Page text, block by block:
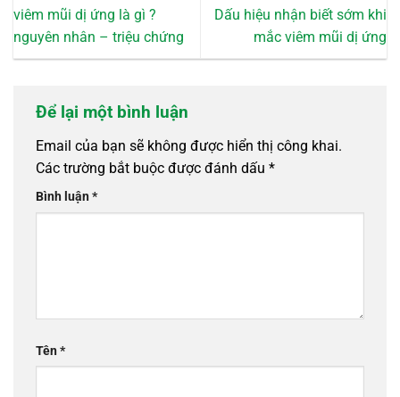
viêm mũi dị ứng là gì ?
nguyên nhân – triệu chứng
Dấu hiệu nhận biết sớm khi
mắc viêm mũi dị ứng
Để lại một bình luận
Email của bạn sẽ không được hiển thị công khai.
Các trường bắt buộc được đánh dấu *
Bình luận*
Tên*